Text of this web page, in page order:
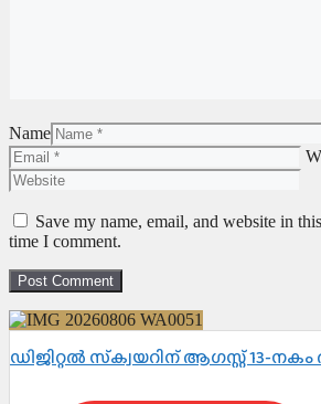
Name
Save my name, email, and website in
time I comment.
ഡിജിറ്റൽ സ്‌ക്വയറിന് ആഗസ്റ്റ് 13-